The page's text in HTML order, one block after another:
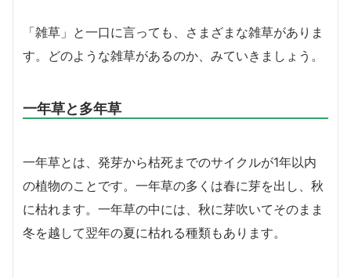
「雑草」と一口に言っても、さまざまな雑草がありま
す。どのような雑草があるのか、みていきましょう。
一年草と多年草
一年草とは、発芽から枯死までのサイクルが1年以内
の植物のことです。一年草の多くは春に芽を出し、秋
に枯れます。一年草の中には、秋に芽吹いてそのまま
冬を越して翌年の夏に枯れる種類もあります。